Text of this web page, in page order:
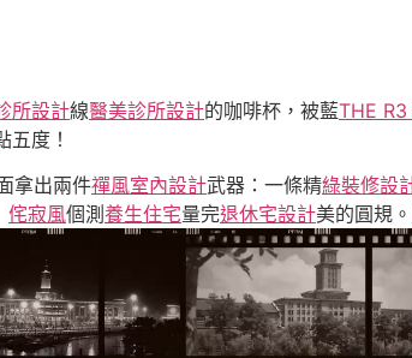
所設計線醫美診所設計的咖啡杯，被藍THE
五度！
拿出兩件禪風室內設計武器：一條精綠裝修設
侘寂風個測 養生住宅量完退休宅設計美的圓規。